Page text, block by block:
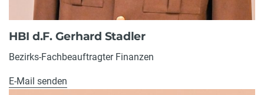
HBI d.F. Gerhard Stadler
Bezirks-Fachbeauftragter Finanzen
E-Mail senden